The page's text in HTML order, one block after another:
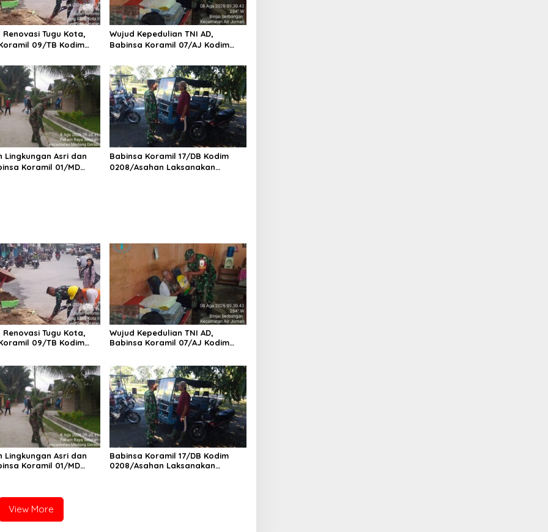
Tugu Kota,
09/TB Kodim
Gelar
Wujud Kepedulian TNI AD,
Babinsa Koramil 07/AJ Kodim
Serahkan Bantuan Tali Kasih
Kepada Lansia Usia 97 Tahun
Lingkungan Asri dan
Koramil 01/MD
Babinsa Koramil 17/DB Kodim
0208/Asahan Laksanakan
Tugu Kota,
09/TB Kodim
Wujud Kepedulian TNI AD,
Babinsa Koramil 07/AJ Kodim
Kepada Lansia Usia 97 Tahun
Lingkungan Asri dan
Koramil 01/MD
Babinsa Koramil 17/DB Kodim
0208/Asahan Laksanakan
View More